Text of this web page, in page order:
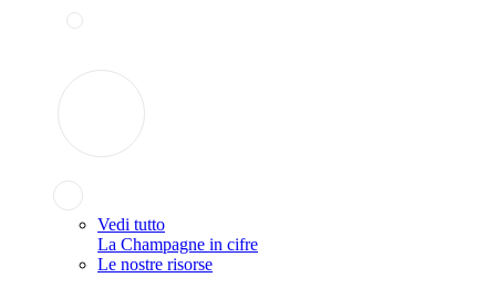
Vedi tutto
La Champagne in cifre
Le nostre risorse